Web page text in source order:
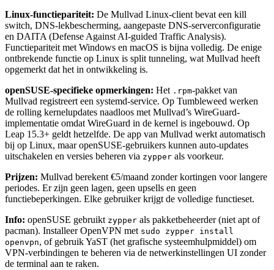
Linux-functiepariteit: De Mullvad Linux-client bevat een kill
switch, DNS-lekbescherming, aangepaste DNS-serverconfiguratie
en DAITA (Defense Against AI-guided Traffic Analysis).
Functiepariteit met Windows en macOS is bijna volledig. De enige
ontbrekende functie op Linux is split tunneling, wat Mullvad heeft
opgemerkt dat het in ontwikkeling is.
openSUSE-specifieke opmerkingen: Het .rpm-pakket van
Mullvad registreert een systemd-service. Op Tumbleweed werken
de rolling kernelupdates naadloos met Mullvad’s WireGuard-
implementatie omdat WireGuard in de kernel is ingebouwd. Op
Leap 15.3+ geldt hetzelfde. De app van Mullvad werkt automatisch
bij op Linux, maar openSUSE-gebruikers kunnen auto-updates
uitschakelen en versies beheren via zypper als voorkeur.
Prijzen: Mullvad berekent €5/maand zonder kortingen voor langere
periodes. Er zijn geen lagen, geen upsells en geen
functiebeperkingen. Elke gebruiker krijgt de volledige functieset.
Info: openSUSE gebruikt zypper als pakketbeheerder (niet apt of
pacman). Installeer OpenVPN met sudo zypper install
openvpn, of gebruik YaST (het grafische systeemhulpmiddel) om
VPN-verbindingen te beheren via de netwerkinstellingen UI zonder
de terminal aan te raken.